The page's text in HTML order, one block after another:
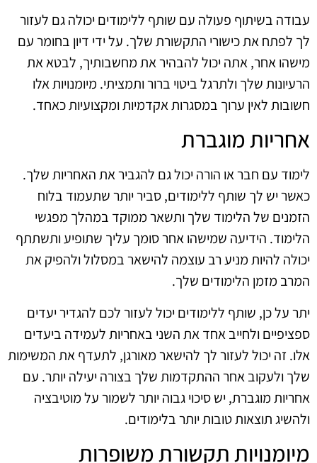
עבודה בשיתוף פעולה עם שותף ללימודים יכולה גם לעזור
לך לפתח את כישורי התקשורת שלך. על ידי דיון בחומר עם
מישהו אחר, אתה יכול להבהיר את מחשבותיך, לבטא את
הרעיונות שלך ולתרגל ביטוי ברור ותמציתי. מיומנויות אלו
חשובות לאין ערוך במסגרות אקדמיות ומקצועיות כאחד.
אחריות מוגברת
לימוד עם חבר או הורה יכול גם להגביר את האחריות שלך.
כאשר יש לך שותף ללימודים, סביר יותר שתעמוד בלוח
הזמנים של הלימוד שלך ותשאר ממוקד במהלך מפגשי
הלימוד. הידיעה שמישהו אחר סומך עליך שתופיע ותשתתף
יכולה להיות מניע רב עוצמה להישאר במסלול ולהפיק את
המרב מזמן הלימודים שלך.
יתר על כן, שותף ללימודים יכול לעזור לכם להגדיר יעדים
ספציפיים ולחייב אחד את השני באחריות לעמידה ביעדים
אלו. זה יכול לעזור לך להישאר מאורגן, לתעדף את המשימות
שלך ולעקוב אחר ההתקדמות שלך בצורה יעילה יותר. עם
אחריות מוגברת, יש סיכוי גבוה יותר לשמור על מוטיבציה
ולהשיג תוצאות טובות יותר בלימודים.
מיומנויות תקשורת משופרות